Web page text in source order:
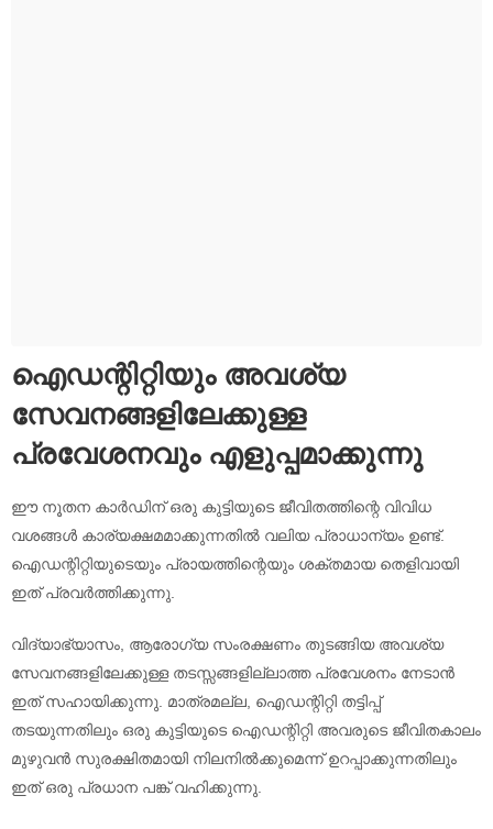
ഐഡന്റിറ്റിയും അവശ്യ
സേവനങ്ങളിലേക്കുള്ള
പ്രവേശനവും എളുപ്പമാക്കുന്നു
ഈ നൂതന കാർഡിന് ഒരു കുട്ടിയുടെ ജീവിതത്തിന്റെ വിവിധ
വശങ്ങൾ കാര്യക്ഷമമാക്കുന്നതിൽ വലിയ പ്രാധാന്യം ഉണ്ട്.
ഐഡന്റിറ്റിയുടെയും പ്രായത്തിന്റെയും ശക്തമായ തെളിവായി
ഇത് പ്രവർത്തിക്കുന്നു.
വിദ്യാഭ്യാസം, ആരോഗ്യ സംരക്ഷണം തുടങ്ങിയ അവശ്യ
സേവനങ്ങളിലേക്കുള്ള തടസ്സങ്ങളില്ലാത്ത പ്രവേശനം നേടാൻ
ഇത് സഹായിക്കുന്നു. മാത്രമല്ല, ഐഡന്റിറ്റി തട്ടിപ്പ്
തടയുന്നതിലും ഒരു കുട്ടിയുടെ ഐഡന്റിറ്റി അവരുടെ ജീവിതകാലം
മുഴുവൻ സുരക്ഷിതമായി നിലനിൽക്കുമെന്ന് ഉറപ്പാക്കുന്നതിലും
ഇത് ഒരു പ്രധാന പങ്ക് വഹിക്കുന്നു.